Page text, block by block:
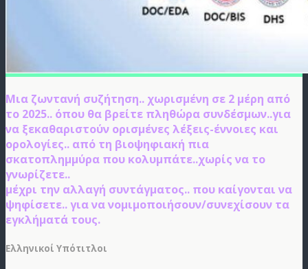
Μια ζωντανή συζήτηση.. χωρισμένη σε 2 μέρη από
το 2025.. όπου θα βρείτε πληθώρα συνδέσμων..για
να ξεκαθαριστούν ορισμένες λέξεις-έννοιες και
ορολογίες.. από τη βιοψηφιακή πια
σκατοπλημμύρα που κολυμπάτε..χωρίς να το
γνωρίζετε..
μέχρι την αλλαγή συντάγματος.. που καίγονται να
ψηφίσετε.. για να νομιμοποιήσουν/συνεχίσουν τα
εγκλήματά τους.
Ελληνικοί Υπότιτλοι